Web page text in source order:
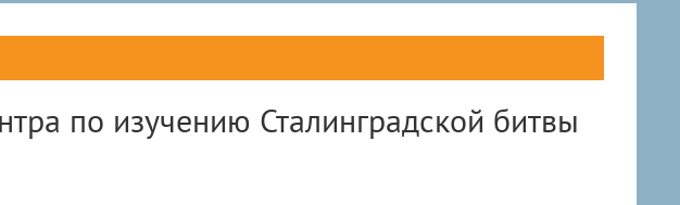
по изучению Сталинградской битвы